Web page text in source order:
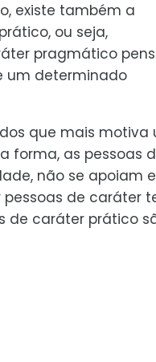
existe também a
ou seja,
pragmático
um determinado
que mais
forma, as
não se apoiam
de caráter
de caráter prático